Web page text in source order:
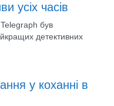
усіх часів
Telegraph був
детективних
у коханні в